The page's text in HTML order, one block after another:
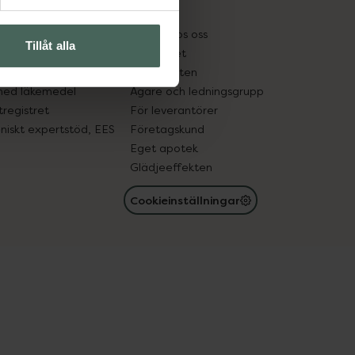
Tillåt alla
in gammal medicin
läkemedel
expertstöd, EES
Pressrum
Jobba hos oss
Hållbarhet
Samarbeten
Ägare och ledningsgrupp
För leverantörer
Företagskund
Eget apotek
Glädjeeffekten
Cookieinställningar